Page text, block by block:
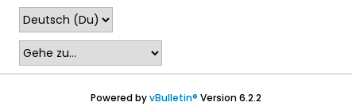
Powered byvBulletin® Version 6.2.2